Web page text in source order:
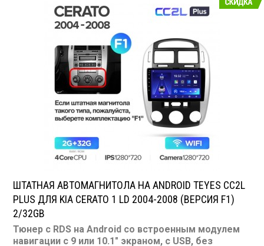
Воспроизведение видео: есть
Экран: 9 или 10.1"
TV-тюнер: нет
SD карта: нет
AUX вход: есть
Пульт: нет
Bluetooth: есть
Съемная панель: нет
RCA (линейные) выходы: 3 пары
ШТАТНАЯ АВТОМАГНИТОЛА НА ANDROID TEYES CC2L
PLUS ДЛЯ KIA CERATO 1 LD 2004-2008 (ВЕРСИЯ F1)
2/32GB
Тюнер с RDS на Android со встроенным модулем
навигации с 9 или 10.1" экраном, с USB, без